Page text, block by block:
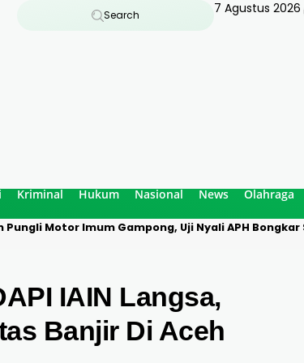
Search 7 Agustus 2026
Kriminal Hukum Nasional News Olahraga
Motor Imum Gampong, Uji Nyali APH Bongkar
IAIN Langsa,
Banjir Di Aceh